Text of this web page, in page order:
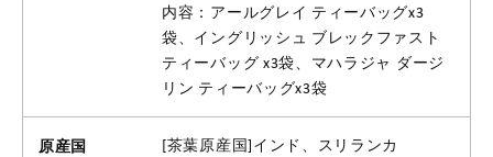
内容：アールグレイ ティーバッグx3
袋、イングリッシュ ブレックファスト
ティーバッグ x3袋、マハラジャ ダージ
リン ティーバッグx3袋
原産国 [茶葉原産国]インド、スリランカ